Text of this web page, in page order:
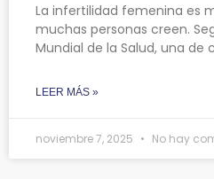
La infertilidad femenina es
muchas personas creen.
Mundial de la Salud, una de
LEER MÁS »
noviembre 7, 2025 No hay